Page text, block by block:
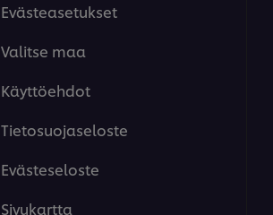
Evästeasetukset
Valitse maa
Käyttöehdot
Tietosuojaseloste
Evästeseloste
Sivukartta